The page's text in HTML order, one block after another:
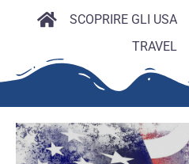
SCOPRIRE GLI USA
TRAVEL